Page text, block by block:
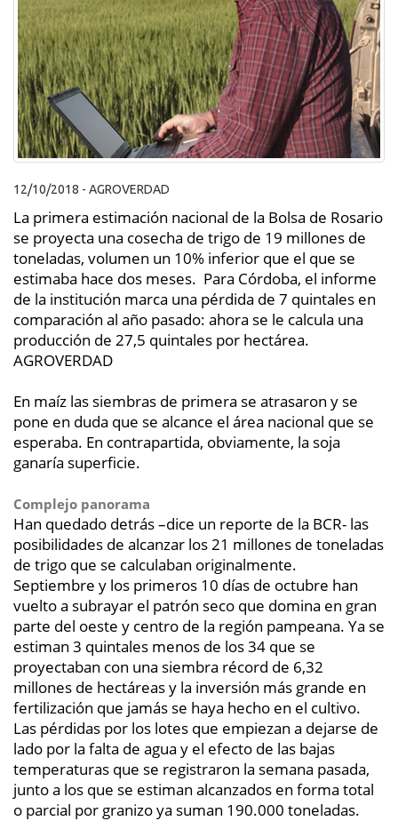
12/10/2018 - AGROVERDAD
La primera estimación nacional de la Bolsa de Rosario
se proyecta una cosecha de trigo de 19 millones de
toneladas, volumen un 10% inferior que el que se
estimaba hace dos meses. Para Córdoba, el informe
de la institución marca una pérdida de 7 quintales en
comparación al año pasado: ahora se le calcula una
producción de 27,5 quintales por hectárea.
AGROVERDAD
En maíz las siembras de primera se atrasaron y se
pone en duda que se alcance el área nacional que se
esperaba. En contrapartida, obviamente, la soja
ganaría superficie.
Complejo panorama
Han quedado detrás –dice un reporte de la BCR- las
posibilidades de alcanzar los 21 millones de toneladas
de trigo que se calculaban originalmente.
Septiembre y los primeros 10 días de octubre han
vuelto a subrayar el patrón seco que domina en gran
parte del oeste y centro de la región pampeana. Ya se
estiman 3 quintales menos de los 34 que se
proyectaban con una siembra récord de 6,32
millones de hectáreas y la inversión más grande en
fertilización que jamás se haya hecho en el cultivo.
Las pérdidas por los lotes que empiezan a dejarse de
lado por la falta de agua y el efecto de las bajas
temperaturas que se registraron la semana pasada,
junto a los que se estiman alcanzados en forma total
o parcial por granizo ya suman 190.000 toneladas.